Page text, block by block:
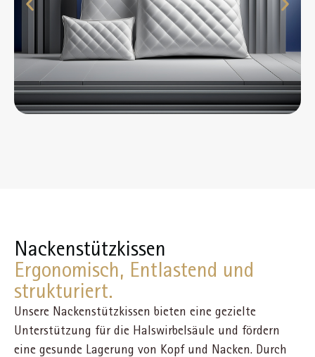
Nackenstützkissen
Ergonomisch, Entlastend und
strukturiert.
Unsere Nackenstützkissen bieten eine gezielte
Unterstützung für die Halswirbelsäule und fördern
eine gesunde Lagerung von Kopf und Nacken. Durch